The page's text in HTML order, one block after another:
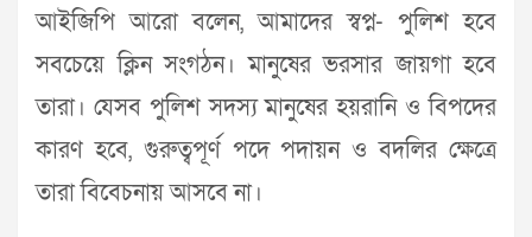
আইজিপি আরো বলেন, আমাদের স্বপ্ন- পুলিশ হবে
সবচেয়ে ক্লিন সংগঠন। মানুষের ভরসার জায়গা হবে
তারা। যেসব পুলিশ সদস্য মানুষের হয়রানি ও বিপদের
কারণ হবে, গুরুত্বপূর্ণ পদে পদায়ন ও বদলির ক্ষেত্রে
তারা বিবেচনায় আসবে না।